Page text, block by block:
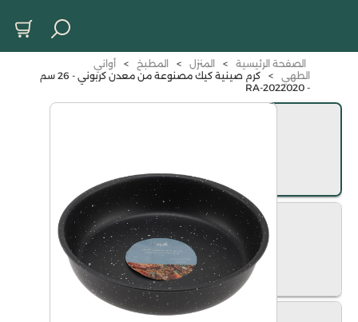
الصفحة الرئيسية > المنزل > المطبخ >
أواني
الطهي
>
كرم صينية كيك مصنوعة من معدن كربوني - 26 سم
- RA-2022020